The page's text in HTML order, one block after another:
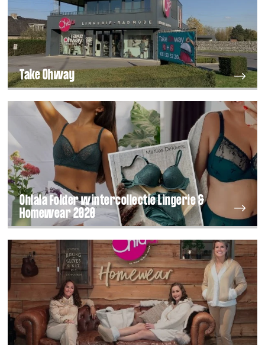
Take Ohway
Ohlala Folder wintercollectie Lingerie &
Homewear 2020